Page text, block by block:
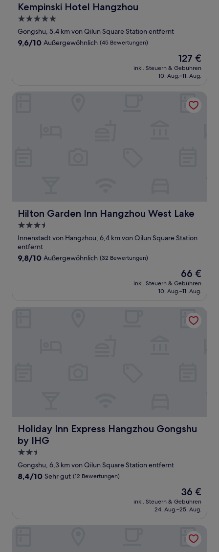
Kempinski Hotel Hangzhou
Kempinski Hotel Hangzhou
5.0-
Sterne-
Unterkunft
Gongshu, 5,4 km von Qilun Square Station entfernt
9.6
9,6/10 Außergewöhnlich (45 Bewertungen)
Der
Preis
beträgt
127 €
inkl. Steuern & Gebühren
10. Aug.–11. Aug.
Hilton Garden Inn Hangzhou West Lake
Hilton Garden Inn Hangzhou West Lake
3.5-
Sterne-
Unterkunft
Innenstadt von Hangzhou, 6,4 km von Qilun Square Station
entfernt
9.8
9,8/10 Außergewöhnlich (32 Bewertungen)
Der
Preis
beträgt
66 €
inkl. Steuern & Gebühren
10. Aug.–11. Aug.
Holiday Inn Express Hangzhou Gongshu
by IHG
Holiday Inn Express Hangzhou Gongshu by IHG
2.5-
Sterne-
Unterkunft
Gongshu, 6,3 km von Qilun Square Station entfernt
8.4
Bewertungen)
8,4/10 Sehr gut (12 Bewertungen)
Der
Preis
beträgt
36 €
inkl. Steuern & Gebühren
24. Aug.–25. Aug.